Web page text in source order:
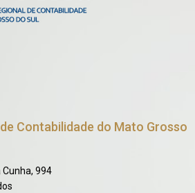
Contabilidade do Mato Grosso
Cunha, 994